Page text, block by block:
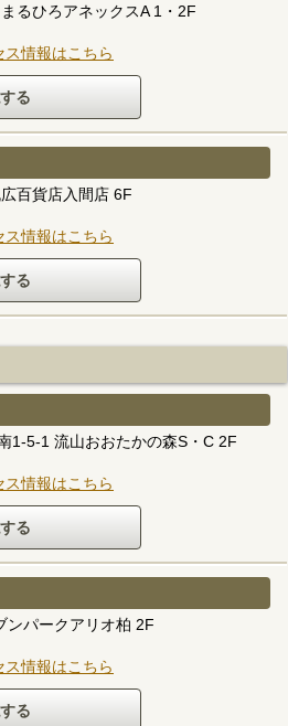
るひろアネックスA 1・2F
情報はこちら
百貨店入間店 6F
情報はこちら
1-5-1 流山おおたかの森S・C 2F
情報はこちら
ンパークアリオ柏 2F
情報はこちら